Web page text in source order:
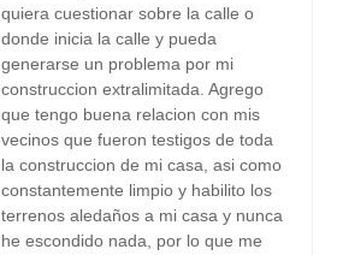
quiera cuestionar sobre la calle o
donde inicia la calle y pueda
generarse un problema por mi
construccion extralimitada. Agrego
que tengo buena relacion con mis
vecinos que fueron testigos de toda
la construccion de mi casa, asi como
constantemente limpio y habilito los
terrenos aledaños a mi casa y nunca
he escondido nada, por lo que me